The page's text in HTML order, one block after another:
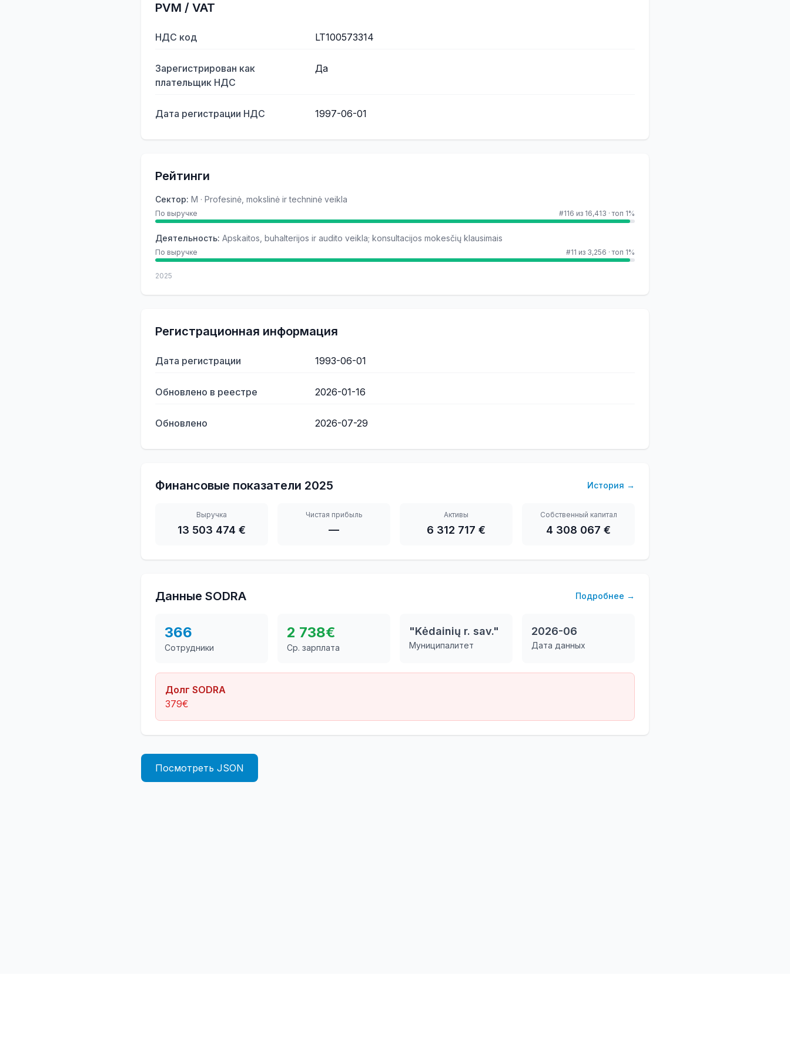
PVM / VAT
НДС код LT100573314
Зарегистрирован как
плательщик НДС
Да
Дата регистрации НДС 1997-06-01
Рейтинги
Сектор: M · Profesinė, mokslinė ir techninė veikla
По выручке #116 из 16,413 ·топ 1%
Деятельность: Apskaitos, buhalterijos ir audito veikla; konsultacijos mokesčių klausimais
По выручке #11 из 3,256 ·топ 1%
2025
Регистрационная информация
Дата регистрации 1993-06-01
Обновлено в реестре 2026-01-16
Обновлено 2026-07-29
Финансовые показатели 2025 История →
Выручка
13 503 474 €
Чистая прибыль
—
Активы
6 312 717 €
Собственный капитал
4 308 067 €
Данные SODRA Подробнее →
366
Сотрудники
2 738€
Ср. зарплата
"Kėdainių r. sav."
Муниципалитет
2026-06
Дата данных
Долг SODRA
379€
Посмотреть JSON